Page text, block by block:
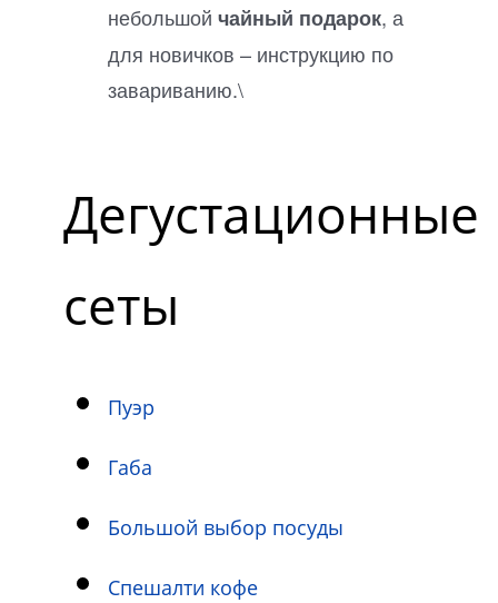
небольшой чайный подарок, а
для новичков – инструкцию по
завариванию.\
Дегустационные
сеты
Пуэр
Габа
Большой выбор посуды
Спешалти кофе